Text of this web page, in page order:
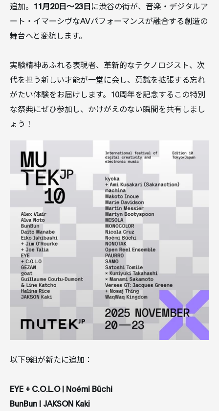
追加。 11月20日〜23日に渋谷の街が、音楽・デジタルア
ート・イマーシヴなAVパフォーマンスが融合する創造の
舞台へと変貌します。
実験精神あふれる表現者、革新的なテクノロジスト、次
代を担う新しい才能が一堂に会し、意識を拡張する忘れ
がたい体験をお届けします。10周年を記念するこの特別
な祭典にぜひ参加し、かけがえのない瞬間を共有しまし
ょう！
以下9組が新たに追加：
EYE + C.O.L.O | Noémi Büchi
BunBun | JAKSON Kaki